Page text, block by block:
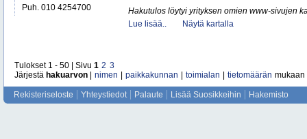
Puh. 010 4254700
Hakutulos löytyi yrityksen omien www-sivujen
Lue lisää..
Näytä kartalla
Tulokset 1 - 50 | Sivu 1 2 3
Järjestä hakuarvon nimen paikkakunnan toimialan tietomäärän mukaan
Rekisteriseloste Yhteystiedot Palaute Lisää Suosikkeihin Hakemisto